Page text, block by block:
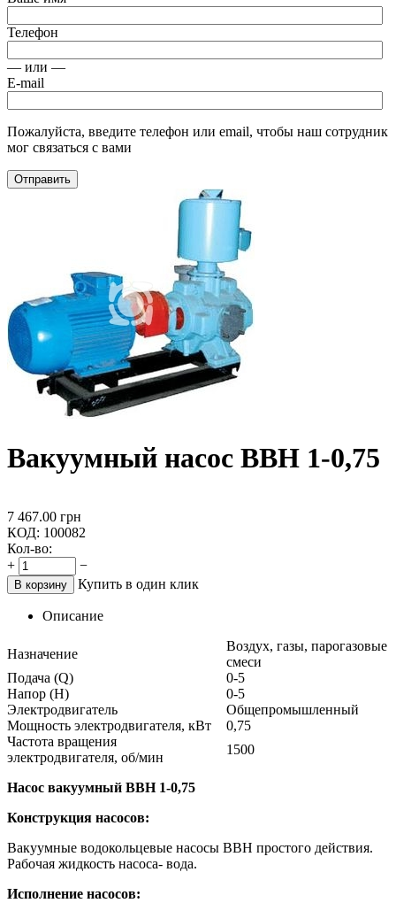
Телефон
— или —
E-mail
Пожалуйста, введите телефон или email, чтобы наш сотрудник
мог связаться с вами
Отправить
Вакуумный насос ВВН 1-0,75
7 467.00 грн
КОД: 100082
Кол-во:
+
−
В корзину Купить в один клик
Описание
Назначение
Воздух, газы, парогазовые
смеси
Подача (Q)
0-5
Напор (Н)
0-5
Электродвигатель
Общепромышленный
Мощность электродвигателя, кВт
0,75
Частота вращения
электродвигателя, об/мин
1500
Насос вакуумный ВВН 1-0,75
Конструкция насосов:
Вакуумные водокольцевые насосы ВВН простого действия.
Рабочая жидкость насоса- вода.
Исполнение насосов: